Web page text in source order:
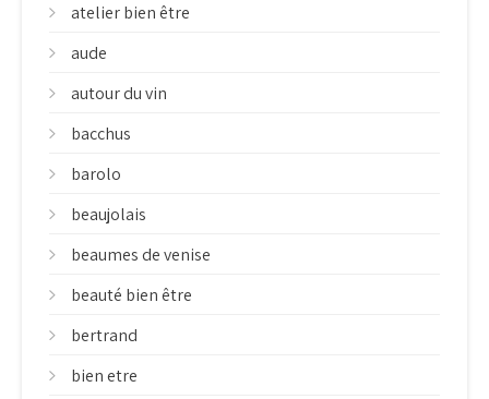
atelier bien être
aude
autour du vin
bacchus
barolo
beaujolais
beaumes de venise
beauté bien être
bertrand
bien etre